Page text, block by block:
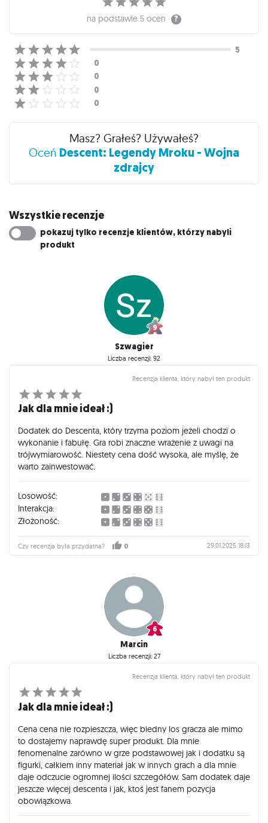
na podstawie 5 ocen
Masz? Grałeś? Używałeś?
Oceń Descent: Legendy Mroku - Wojna
zdrajcy
Wszystkie recenzje
pokazuj tylko recenzje klientów, którzy nabyli
produkt
Szwagier
Liczba recenzji: 92
Recenzja klienta, który nabył ten produkt
Jak dla mnie ideał :)
Dodatek do Descenta, który trzyma poziom jeżeli chodzi o
wykonanie i fabułę. Gra robi znaczne wrażenie z uwagi na
trójwymiarowość. Niestety cena dość wysoka, ale myślę, że
warto zainwestować.
Losowość:
Interakcja:
Złożoność:
Czy recenzja była przydatna? 0 29.01.2025 18:13
Marcin
Liczba recenzji: 27
Recenzja klienta, który nabył ten produkt
Jak dla mnie ideał :)
Cena cena nie rozpieszcza, więc biedny los gracza ale mimo
to dostajemy naprawdę super produkt. Dla mnie
fenomenalne zarówno w grze podstawowej jak i dodatku są
figurki, całkiem inny materiał jak w innych grach a dla mnie
daje odczucie ogromnej ilości szczegółów. Sam dodatek daje
jeszcze więcej descenta i jak, ktoś jest fanem pozycja
obowiązkowa.